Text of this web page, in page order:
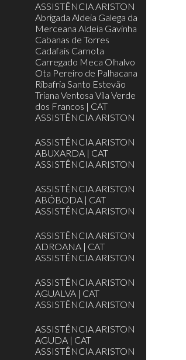
ASSISTÊNCIA ARISTON
Abrigada Aldeia Galega da
Merceana Aldeia Gavinha
Cabanas de Torres
Cadafais Carnota
Carregado Meca Olhalvo
Ota Pereiro de Palhacana
Ribafria Santo Estevão
Triana Ventosa Vila Verde
dos Francos | CAT
ASSISTÊNCIA ARISTON
ASSISTÊNCIA ARISTON
ABUXARDA | CAT
ASSISTÊNCIA ARISTON
ASSISTÊNCIA ARISTON
ABÓBODA | CAT
ASSISTÊNCIA ARISTON
ASSISTÊNCIA ARISTON
ADROANA | CAT
ASSISTÊNCIA ARISTON
ASSISTÊNCIA ARISTON
AGUALVA | CAT
ASSISTÊNCIA ARISTON
ASSISTÊNCIA ARISTON
AGUDA | CAT
ASSISTÊNCIA ARISTON